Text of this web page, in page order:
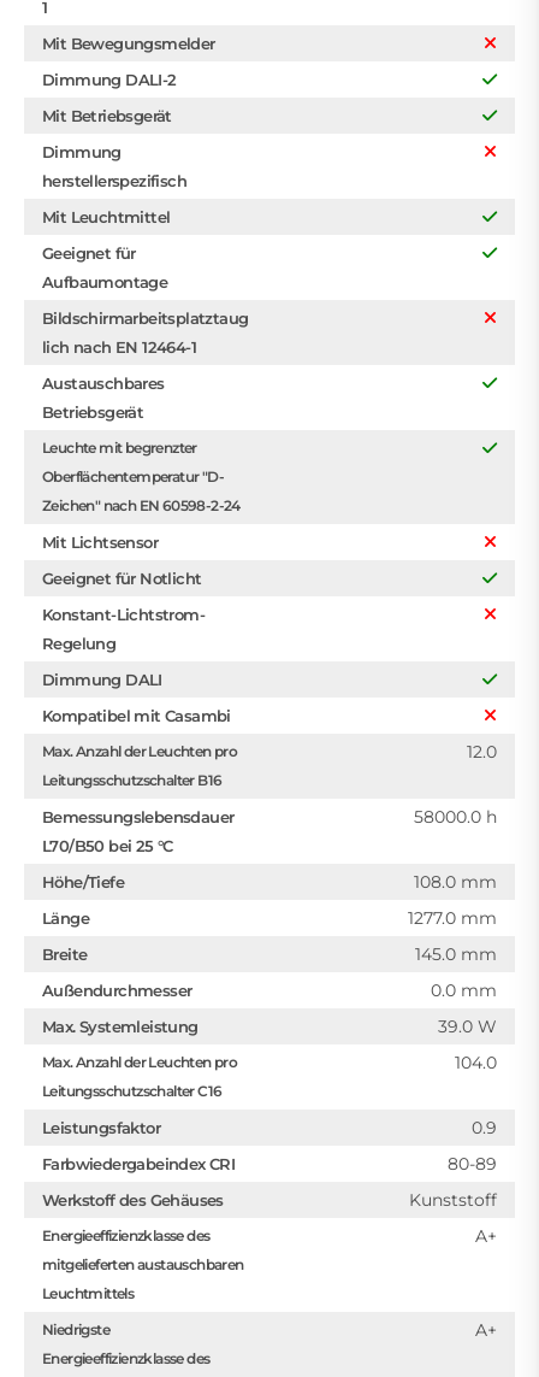
1
Mit Bewegungsmelder
Dimmung DALI-2
Mit Betriebsgerät
Dimmung
herstellerspezifisch
Mit Leuchtmittel
Geeignet für
Aufbaumontage
Bildschirmarbeitsplatztaug
lich nach EN 12464-1
Austauschbares
Betriebsgerät
Leuchte mit begrenzter
Oberflächentemperatur "D-
Zeichen" nach EN 60598-2-24
Mit Lichtsensor
Geeignet für Notlicht
Konstant-Lichtstrom-
Regelung
Dimmung DALI
Kompatibel mit Casambi
Max. Anzahl der Leuchten pro
Leitungsschutzschalter B16
12.0
Bemessungslebensdauer
L70/B50 bei 25 °C
58000.0 h
Höhe/Tiefe 108.0 mm
Länge 1277.0 mm
Breite 145.0 mm
Außendurchmesser 0.0 mm
Max. Systemleistung 39.0 W
Max. Anzahl der Leuchten pro
Leitungsschutzschalter C16
104.0
Leistungsfaktor 0.9
Farbwiedergabeindex CRI 80-89
Werkstoff des Gehäuses Kunststoff
Energieeffizienzklasse des
mitgelieferten austauschbaren
Leuchtmittels
A+
Niedrigste
Energieeffizienzklasse des
A+